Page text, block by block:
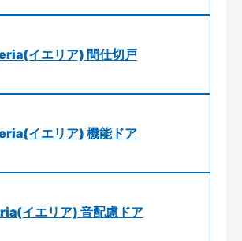
イエリア) 間仕切戸
イエリア) 機能ドア
イエリア) 音配慮ドア